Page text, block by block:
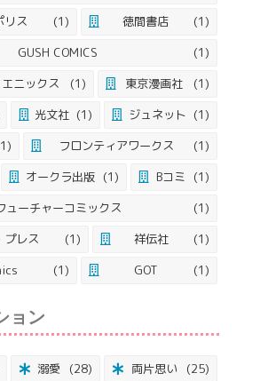
リス
(1) 徳間書店
(1)
GUSH COMICS
(1)
ニックス
(1) 東京漫画社
(1)
光文社 (1) ジュネット (1)
フロンティアワークス
(1)
オークラ出版 (1) Bコミ
(1)
ューチャーコミックス
(1)
プレス
(1) 祥伝社
(1)
(1) GOT (1)
ョン
溺愛 (28) 両片思い
(25)